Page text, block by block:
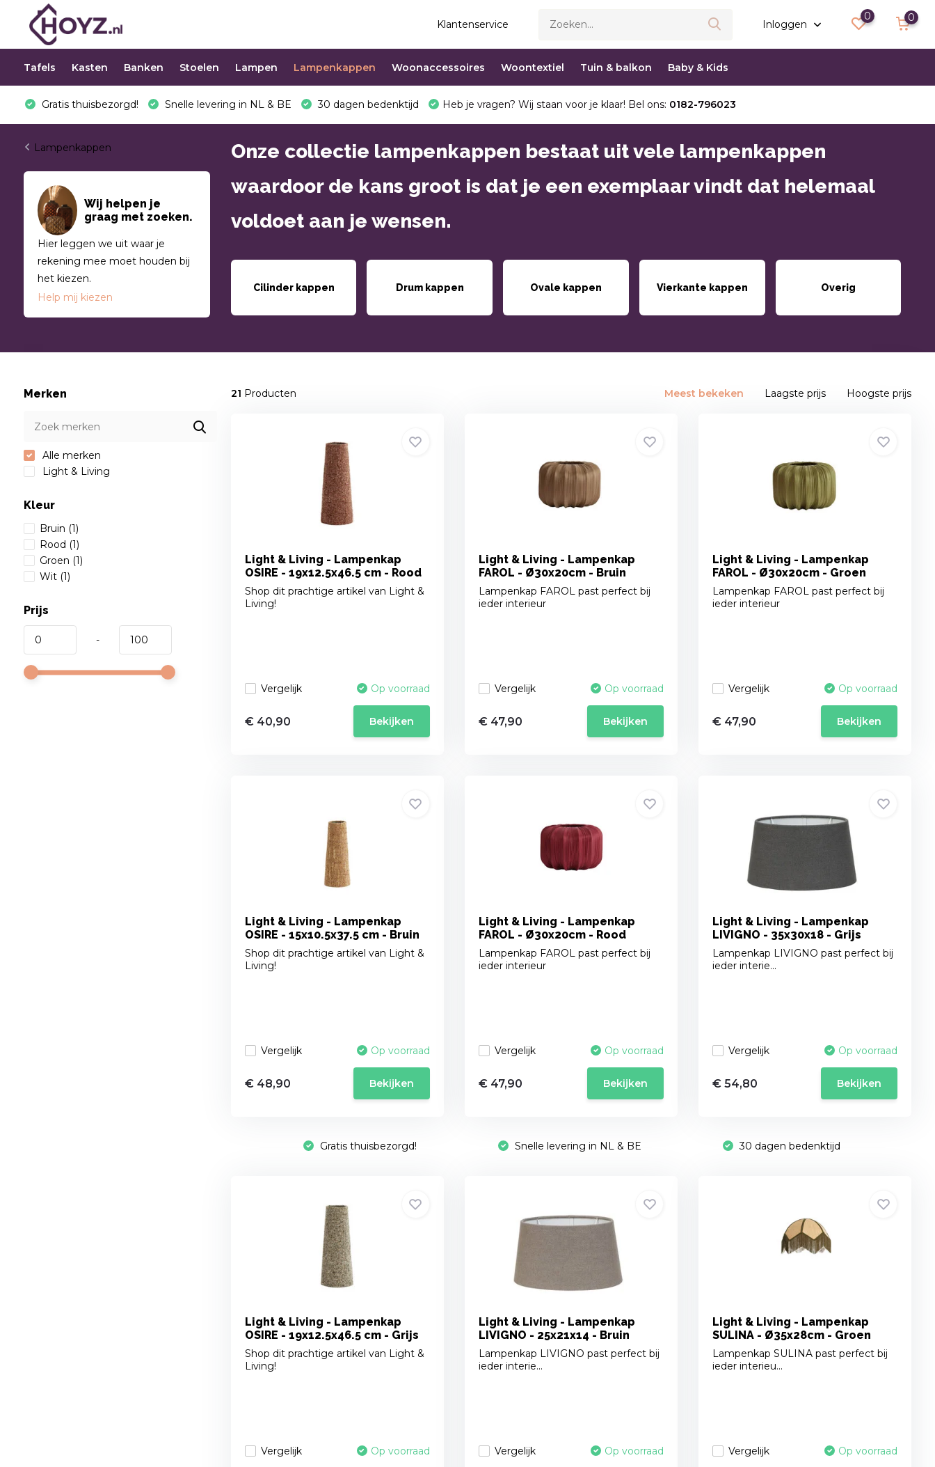
Klantenservice Inloggen
0 0
Tafels Kasten Banken Stoelen Lampen Lampenkappen Woonaccessoires Woontextiel Tuin & balkon Baby & Kids
Gratis thuisbezorgd! Snelle levering in NL & BE 30 dagen bedenktijd Heb je vragen? Wij staan voor je klaar! Bel ons: 0182-796023
Lampenkappen
Wij helpen je
graag met zoeken.
Hier leggen we uit waar je
rekening mee moet houden bij
het kiezen.
Help mij kiezen
Onze collectie lampenkappen bestaat uit vele lampenkappen
waardoor de kans groot is dat je een exemplaar vindt dat helemaal
voldoet aan je wensen.
Cilinder kappen Drum kappen Ovale kappen Vierkante kappen Overig
Merken
Alle merken
Light & Living
Kleur
Bruin (1)
Rood (1)
Groen (1)
Wit (1)
Prijs
-
21 Producten Meest bekeken Laagste prijs Hoogste prijs
Light & Living - Lampenkap
OSIRE - 19x12.5x46.5 cm - Rood
Shop dit prachtige artikel van Light &
Living!
Vergelijk Op voorraad
€ 40,90 Bekijken
Light & Living - Lampenkap
FAROL - Ø30x20cm - Bruin
Lampenkap FAROL past perfect bij
ieder interieur
Vergelijk Op voorraad
€ 47,90 Bekijken
Light & Living - Lampenkap
FAROL - Ø30x20cm - Groen
Lampenkap FAROL past perfect bij
ieder interieur
Vergelijk Op voorraad
€ 47,90 Bekijken
Light & Living - Lampenkap
OSIRE - 15x10.5x37.5 cm - Bruin
Shop dit prachtige artikel van Light &
Living!
Vergelijk Op voorraad
€ 48,90 Bekijken
Light & Living - Lampenkap
FAROL - Ø30x20cm - Rood
Lampenkap FAROL past perfect bij
ieder interieur
Vergelijk Op voorraad
€ 47,90 Bekijken
Light & Living - Lampenkap
LIVIGNO - 35x30x18 - Grijs
Lampenkap LIVIGNO past perfect bij
ieder interie...
Vergelijk Op voorraad
€ 54,80 Bekijken
Gratis thuisbezorgd! Snelle levering in NL & BE 30 dagen bedenktijd
Light & Living - Lampenkap
OSIRE - 19x12.5x46.5 cm - Grijs
Shop dit prachtige artikel van Light &
Living!
Vergelijk Op voorraad
Light & Living - Lampenkap
LIVIGNO - 25x21x14 - Bruin
Lampenkap LIVIGNO past perfect bij
ieder interie...
Vergelijk Op voorraad
Light & Living - Lampenkap
SULINA - Ø35x28cm - Groen
Lampenkap SULINA past perfect bij
ieder interieu...
Vergelijk Op voorraad